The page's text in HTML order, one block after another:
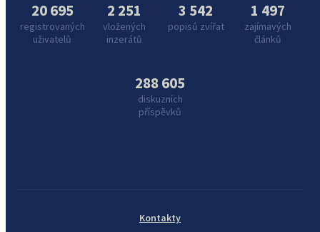
20 695
registrovaných
uživatelů
2 251
vložených
inzerátů
3 542
popisů zvířat
1 497
zajímavých
článků
288 605
diskuzních
příspěvků
Kontakty